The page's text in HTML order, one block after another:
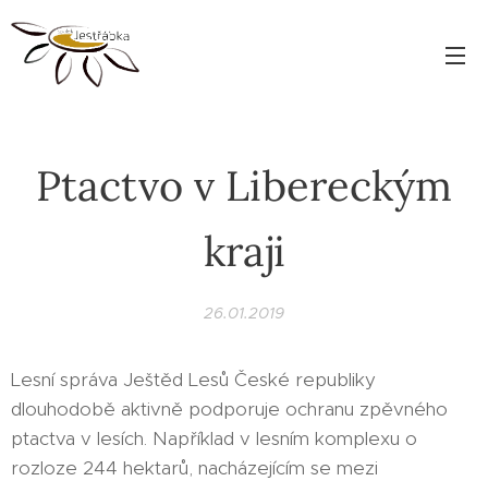
Ptactvo v Libereckým
kraji
26.01.2019
Lesní správa Ještěd Lesů České republiky
dlouhodobě aktivně podporuje ochranu zpěvného
ptactva v lesích. Například v lesním komplexu o
rozloze 244 hektarů, nacházejícím se mezi